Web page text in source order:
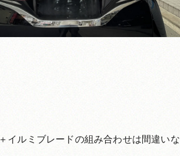
イルミブレードの組み合わせは間違いな